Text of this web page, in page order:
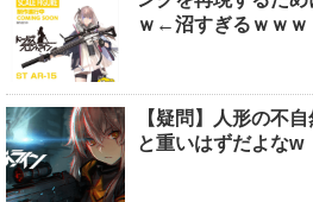
ｗ←沼すぎるｗｗｗ
【疑問】人形の不
と重いはずだよなw